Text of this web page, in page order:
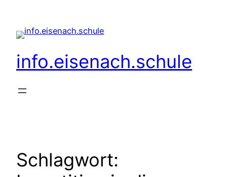
springen
info.eisenach.schule
Schlagwort: